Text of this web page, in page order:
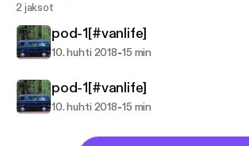
2 jaksot
pod-1[#vanlife]
10. huhti 2018-15 min
pod-1[#vanlife]
10. huhti 2018-15 min